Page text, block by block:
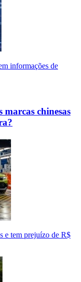
informações de
chinesas
e tem prejuízo de R$